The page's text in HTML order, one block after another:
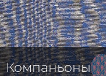
Компаньоны